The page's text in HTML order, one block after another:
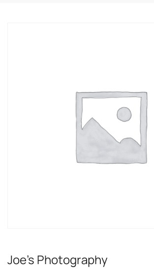
Joe’s Photography